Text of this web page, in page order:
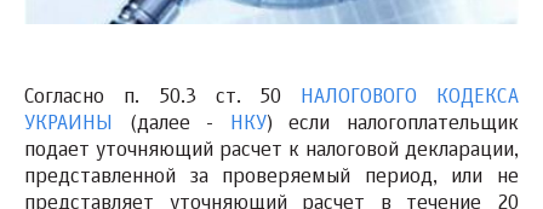
Согласно п. 50.3 ст. 50
НАЛОГОВОГО КОДЕКСА
УКРАИНЫ
(далее - НКУ) если налогоплательщик
подает уточняющий расчет к налоговой декларации,
представленной за проверяемый период, или не
представляет уточняющий расчет в течение 20